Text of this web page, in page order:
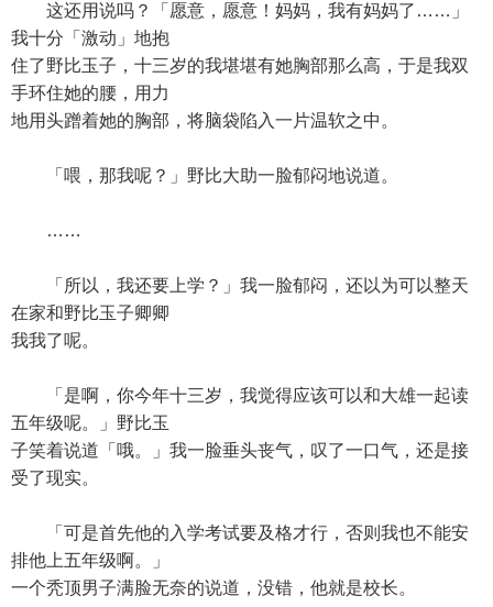
这还用说吗？「愿意，愿意！妈妈，我有妈妈了……」
我十分「激动」地抱
住了野比玉子，十三岁的我堪堪有她胸部那么高，于是我双
手环住她的腰，用力
地用头蹭着她的胸部，将脑袋陷入一片温软之中。
「喂，那我呢？」野比大助一脸郁闷地说道。
……
「所以，我还要上学？」我一脸郁闷，还以为可以整天
在家和野比玉子卿卿
我我了呢。
「是啊，你今年十三岁，我觉得应该可以和大雄一起读
五年级呢。」野比玉
子笑着说道「哦。」我一脸垂头丧气，叹了一口气，还是接
受了现实。
「可是首先他的入学考试要及格才行，否则我也不能安
排他上五年级啊。」
一个秃顶男子满脸无奈的说道，没错，他就是校长。